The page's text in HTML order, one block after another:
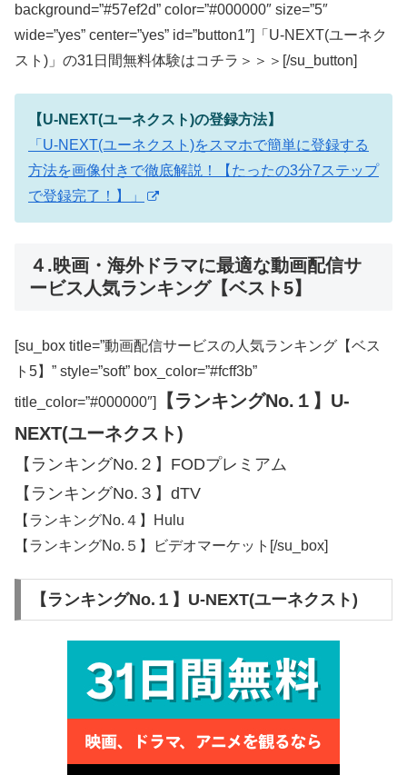
background=”#57ef2d” color=”#000000″ size=”5″
wide=”yes” center=”yes” id=”button1″]「U-NEXT(ユーネク
スト)」の31日間無料体験はコチラ＞＞＞[/su_button]
【U-NEXT(ユーネクスト)の登録方法】
「U-NEXT(ユーネクスト)をスマホで簡単に登録する
方法を画像付きで徹底解説！【たったの3分7ステップ
で登録完了！】」
４.映画・海外ドラマに最適な動画配信サ
ービス人気ランキング【ベスト5】
[su_box title=”動画配信サービスの人気ランキング【ベス
ト5】” style=”soft” box_color=”#fcff3b”
title_color=”#000000″]
【ランキングNo.１】U-
NEXT(ユーネクスト)
【ランキングNo.２】FODプレミアム
【ランキングNo.３】dTV
【ランキングNo.４】Hulu
【ランキングNo.５】ビデオマーケット[/su_box]
【ランキングNo.１】U-NEXT(ユーネクスト)